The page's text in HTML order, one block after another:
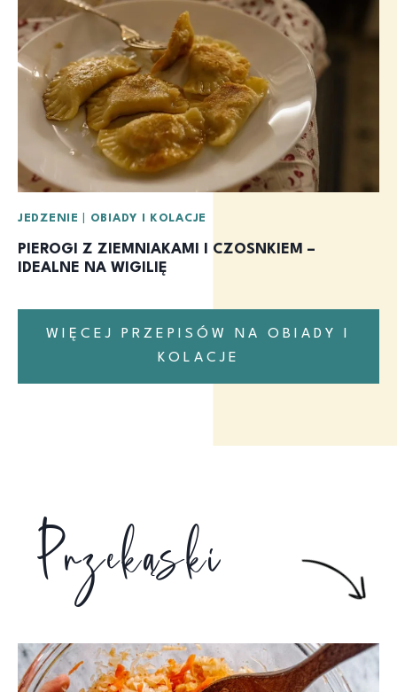
JEDZENIE OBIADY I KOLACJE
PIEROGI Z ZIEMNIAKAMI I CZOSNKIEM –
IDEALNE NA WIGILIĘ
WIĘCEJ PRZEPISÓW NA OBIADY I
KOLACJE
Przekąski